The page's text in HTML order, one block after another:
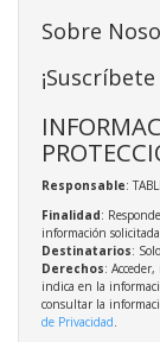
Sobre
Responsable:
Finalidad:
información
Destinatarios:
Derechos:
indica en la
consultar la
de Privacidad